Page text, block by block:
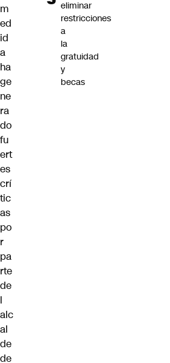
m
ed
id
a
ha
ge
ne
ra
do
fu
ert
es
crí
tic
as
po
r
pa
rte
de
l
alc
al
de
de
eliminar
restricciones
a
la
gratuidad
y
becas